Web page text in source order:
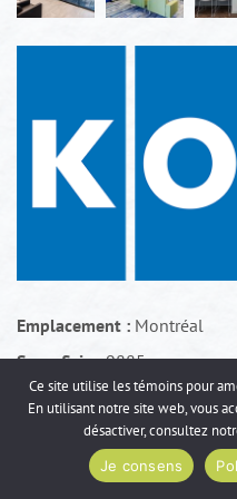
Emplacement : Montréal
Superficie :9885 pc
2018
Photographe : Kurt Jawinski
Ce site utilise les témoins pour
En utilisant notre site web, vous
désactiver, consultez
Je consens